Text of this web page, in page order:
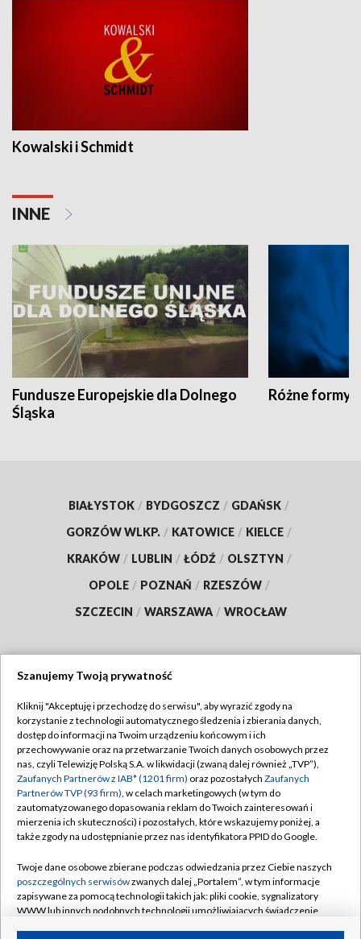
Kowalski i Schmidt
INNE
Fundusze Europejskie dla Dolnego
Śląska
Różne formy
BIAŁYSTOK / BYDGOSZCZ / GDAŃSK /
GORZÓW WLKP. / KATOWICE / KIELCE /
KRAKÓW / LUBLIN / ŁÓDŹ / OLSZTYN /
OPOLE / POZNAŃ / RZESZÓW /
SZCZECIN / WARSZAWA / WROCŁAW
TVP
Abonament TVP
Emisja w TVP
Centrum informacji TVP
Naziemna Telewizja Cyfrowa
Rada Programowa
System NOS
Informacje o nadawcy
Regulamin TVP
Polityka prywatności
Moje zgody
Pomoc
Kontakt
Kanały
Szanujemy Twoją prywatność
Kliknij "Akceptuję i przechodzę do serwisu", aby wyrazić zgody na
korzystanie z technologii automatycznego śledzenia i zbierania danych,
dostęp do informacji na Twoim urządzeniu końcowym i ich
przechowywanie oraz na przetwarzanie Twoich danych osobowych przez
nas, czyli Telewizję Polską S.A. w likwidacji (zwaną dalej również „TVP”),
Zaufanych Partnerów z IAB* (1201 firm) oraz pozostałych Zaufanych
Partnerów TVP (93 firm), w celach marketingowych (w tym do
zautomatyzowanego dopasowania reklam do Twoich zainteresowań i
mierzenia ich skuteczności) i pozostałych, które wskazujemy poniżej, a
także zgody na udostępnianie przez nas identyfikatora PPID do Google.
Twoje dane osobowe zbierane podczas odwiedzania przez Ciebie naszych
poszczególnych serwisówzwanych dalej „Portalem”, w tym informacje
zapisywane za pomocą technologii takich jak: pliki cookie, sygnalizatory
WWW lub innych podobnych technologii umożliwiających świadczenie